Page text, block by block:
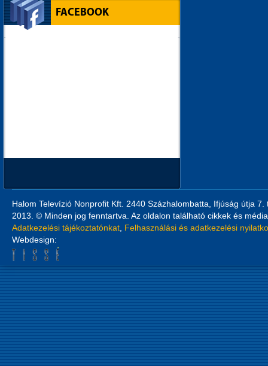
FACEBOOK
Halom Televízió Nonprofit Kft. 2440 Százhalombatta, Ifjúság útja
2013. © Minden jog fenntartva. Az oldalon található cikkek és
Adatkezelési tájékoztatónkat Felhasználási és adatkezelési
Webdesign: